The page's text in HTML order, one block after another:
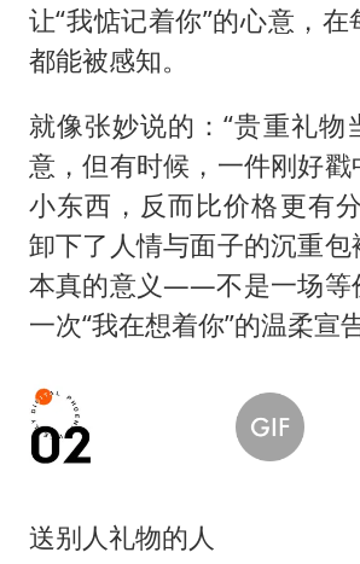
让“我惦记着你”的心意，在
都能被感知。
就像张妙说的：“贵重礼物
意，但有时候，一件刚好戳
小东西，反而比价格更有
卸下了人情与面子的沉重
本真的意义——不是一场等
一次“我在想着你”的温柔宣告
送别人礼物的人